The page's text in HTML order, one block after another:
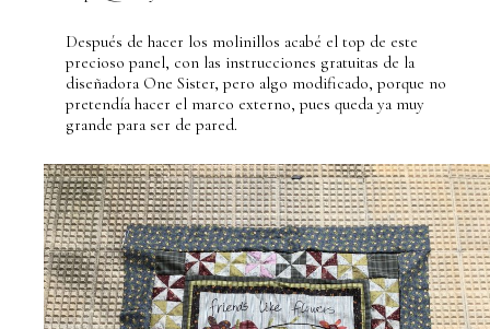
Después de hacer los molinillos acabé el top de este
precioso panel, con las instrucciones gratuitas de la
diseñadora One Sister, pero algo modificado, porque no
pretendía hacer el marco externo, pues queda ya muy
grande para ser de pared.